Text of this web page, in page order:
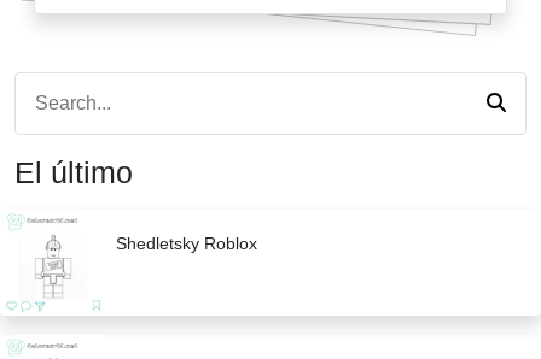
El último
Shedletsky Roblox